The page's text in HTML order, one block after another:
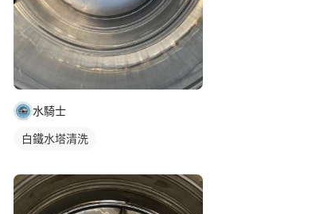
水騎士
白鐵水塔清洗